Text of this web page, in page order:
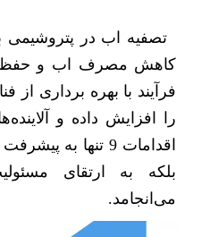
تصفیه اب در پتروشیمی
کاهش مصرف اب و حفظ
فرآیند با بهره برداری از
را افزایش داده و
اقدامات 9 تنها
بلکه به ارتقای
می‌انجامد.